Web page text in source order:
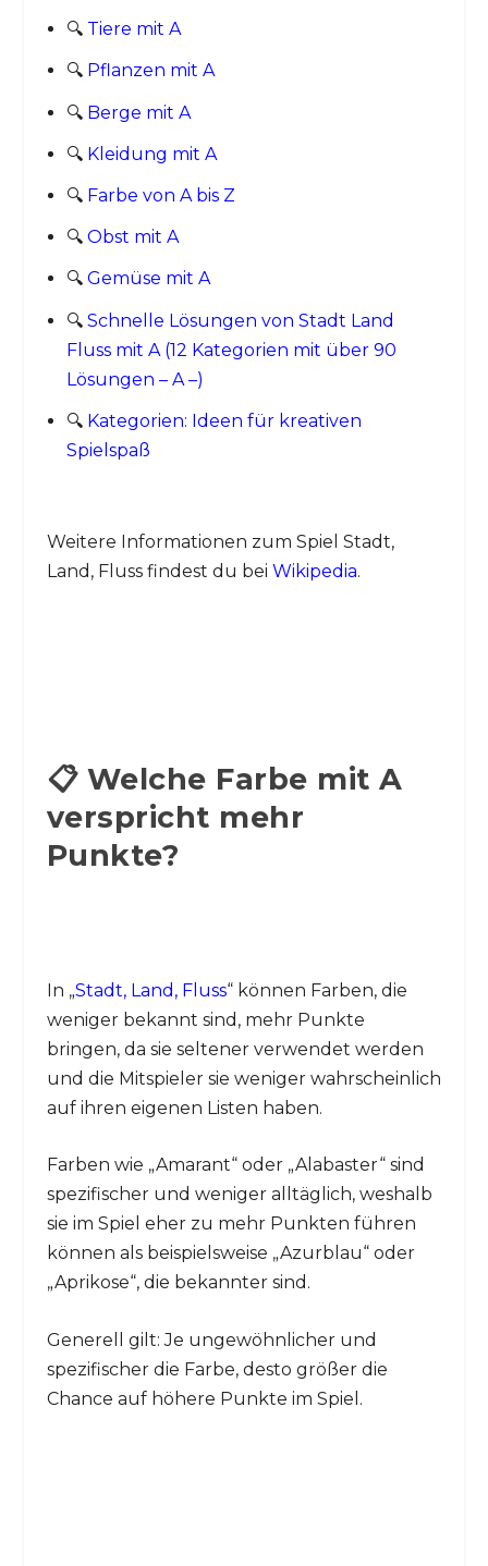
🔍 Tiere mit A
🔍 Pflanzen mit A
🔍 Berge mit A
🔍 Kleidung mit A
🔍 Farbe von A bis Z
🔍 Obst mit A
🔍 Gemüse mit A
🔍 Schnelle Lösungen von Stadt Land
Fluss mit A (12 Kategorien mit über 90
Lösungen – A –)
🔍 Kategorien: Ideen für kreativen
Spielspaß
Weitere Informationen zum Spiel Stadt,
Land, Fluss findest du bei Wikipedia.
📋 Welche Farbe mit A
verspricht mehr
Punkte?
In „Stadt, Land, Fluss“ können Farben, die
weniger bekannt sind, mehr Punkte
bringen, da sie seltener verwendet werden
und die Mitspieler sie weniger wahrscheinlich
auf ihren eigenen Listen haben.
Farben wie „Amarant“ oder „Alabaster“ sind
spezifischer und weniger alltäglich, weshalb
sie im Spiel eher zu mehr Punkten führen
können als beispielsweise „Azurblau“ oder
„Aprikose“, die bekannter sind.
Generell gilt: Je ungewöhnlicher und
spezifischer die Farbe, desto größer die
Chance auf höhere Punkte im Spiel.